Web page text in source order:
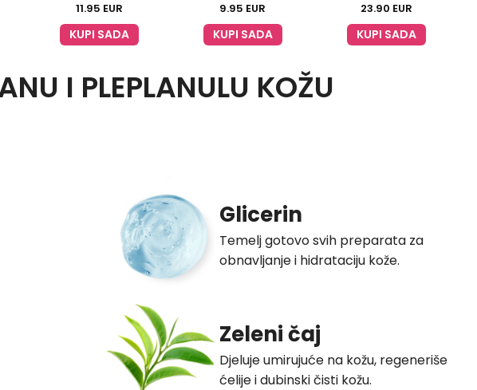
11.95 EUR
KUPI SADA
9.95 EUR
KUPI SADA
23.90 EUR
KUPI SADA
I PLEPLANULU KOŽU
Glicerin
Temelj gotovo svih preparata za
obnavljanje i hidrataciju kože.
Zeleni čaj
Djeluje umirujuće na kožu, regeneriše
ćelije i dubinski čisti kožu.